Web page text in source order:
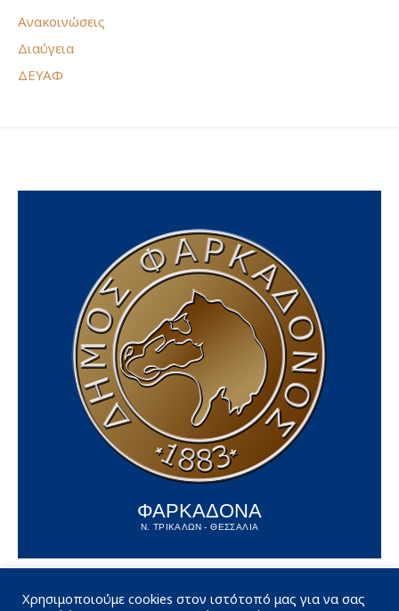
Ανακοινώσεις
Διαύγεια
ΔΕΥΑΦ
ΦΑΡΚΑΔΟΝΑ
Ν. ΤΡΙΚΑΛΩΝ - ΘΕΣΣΑΛΙΑ
Χρησιμοποιούμε cookies στον ιστότοπό μας για να σας